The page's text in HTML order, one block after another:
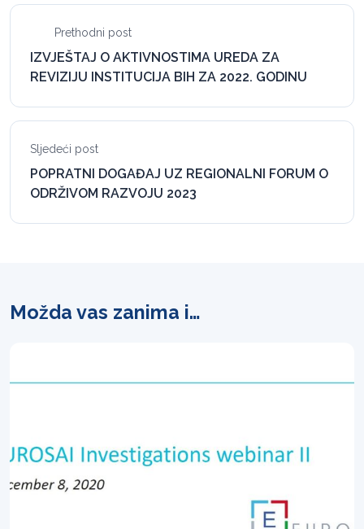
Prethodni post
IZVJEŠTAJ O AKTIVNOSTIMA UREDA ZA
REVIZIJU INSTITUCIJA BIH ZA 2022. GODINU
Sljedeći post
POPRATNI DOGAĐAJ UZ REGIONALNI FORUM O
ODRŽIVOM RAZVOJU 2023
Možda vas zanima i…